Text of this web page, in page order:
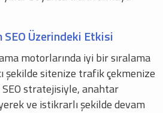
Üzerindeki Etkisi
motorlarında iyi bir sıralama
şekilde sitenize trafik çekmenize
stratejisiyle, anahtar
ve istikrarlı şekilde devam